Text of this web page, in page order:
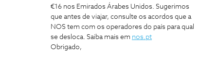
€16 nos Emirados Árabes Unidos. Sugerimos
que antes de viajar, consulte os acordos que a
NOS tem com os operadores do país para qual
se desloca. Saiba mais em nos.pt
Obrigado,